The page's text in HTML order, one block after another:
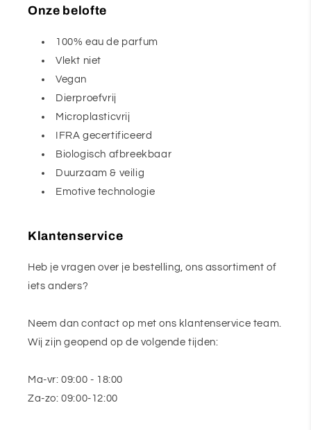
Onze belofte
100% eau de parfum
Vlekt niet
Vegan
Dierproefvrij
Microplasticvrij
IFRA gecertificeerd
Biologisch afbreekbaar
Duurzaam & veilig
Emotive technologie
Klantenservice
Heb je vragen over je bestelling, ons assortiment of
iets anders?
Neem dan contact op met ons klantenservice team.
Wij zijn geopend op de volgende tijden:
Ma-vr: 09:00 - 18:00
Za-zo: 09:00-12:00